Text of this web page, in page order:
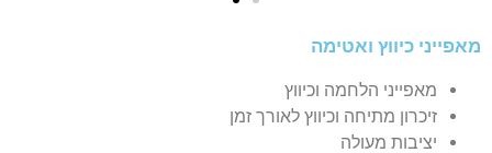
מאפייני כיווץ ואטימה
מאפייני הלחמה וכיווץ
זיכרון מתיחה וכיווץ לאורך זמן
יציבות מעולה